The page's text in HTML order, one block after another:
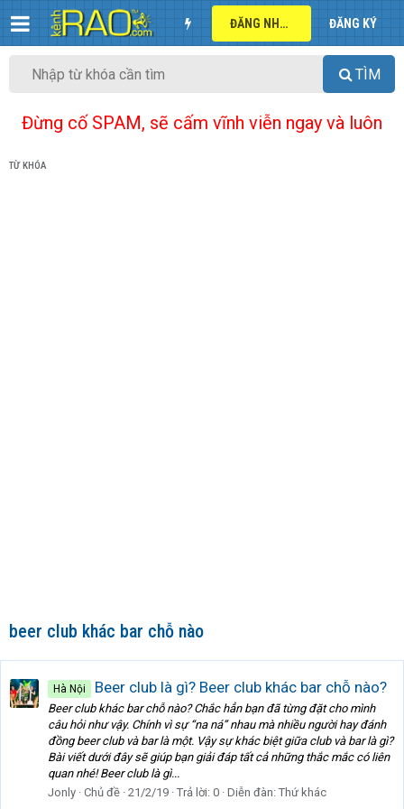
ĐĂNG NHẬP ĐĂNG KÝ
TÌM
Đừng cố SPAM, sẽ cấm vĩnh viễn ngay và luôn
TỪ KHÓA
beer club khác bar chỗ nào
Hà Nội Beer club là gì? Beer club khác bar chỗ nào?
Beer club khác bar chỗ nào? Chắc hẳn bạn đã từng đặt cho mình
câu hỏi như vậy. Chính vì sự “na ná” nhau mà nhiều người hay đánh
đồng beer club và bar là một. Vậy sự khác biệt giữa club và bar là gì?
Bài viết dưới đây sẽ giúp bạn giải đáp tất cả những thắc mắc có liên
quan nhé! Beer club là gì...
Jonly Chủ đề 21/2/19 Trả lời: 0 Diễn đàn: Thứ khác